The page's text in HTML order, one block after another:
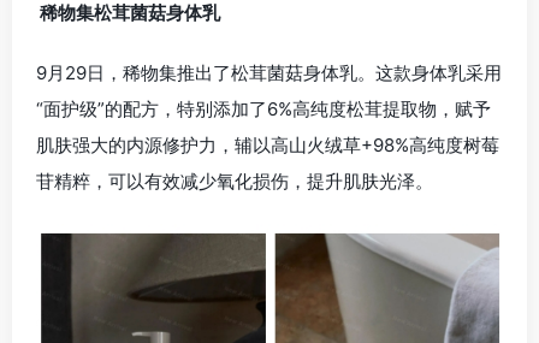
稀物集松茸菌菇身体乳
9月29日，稀物集推出了松茸菌菇身体乳。这款身体乳采用
“面护级”的配方，特别添加了6%高纯度松茸提取物，赋予
肌肤强大的内源修护力，辅以高山火绒草+98%高纯度树莓
苷精粹，可以有效减少氧化损伤，提升肌肤光泽。